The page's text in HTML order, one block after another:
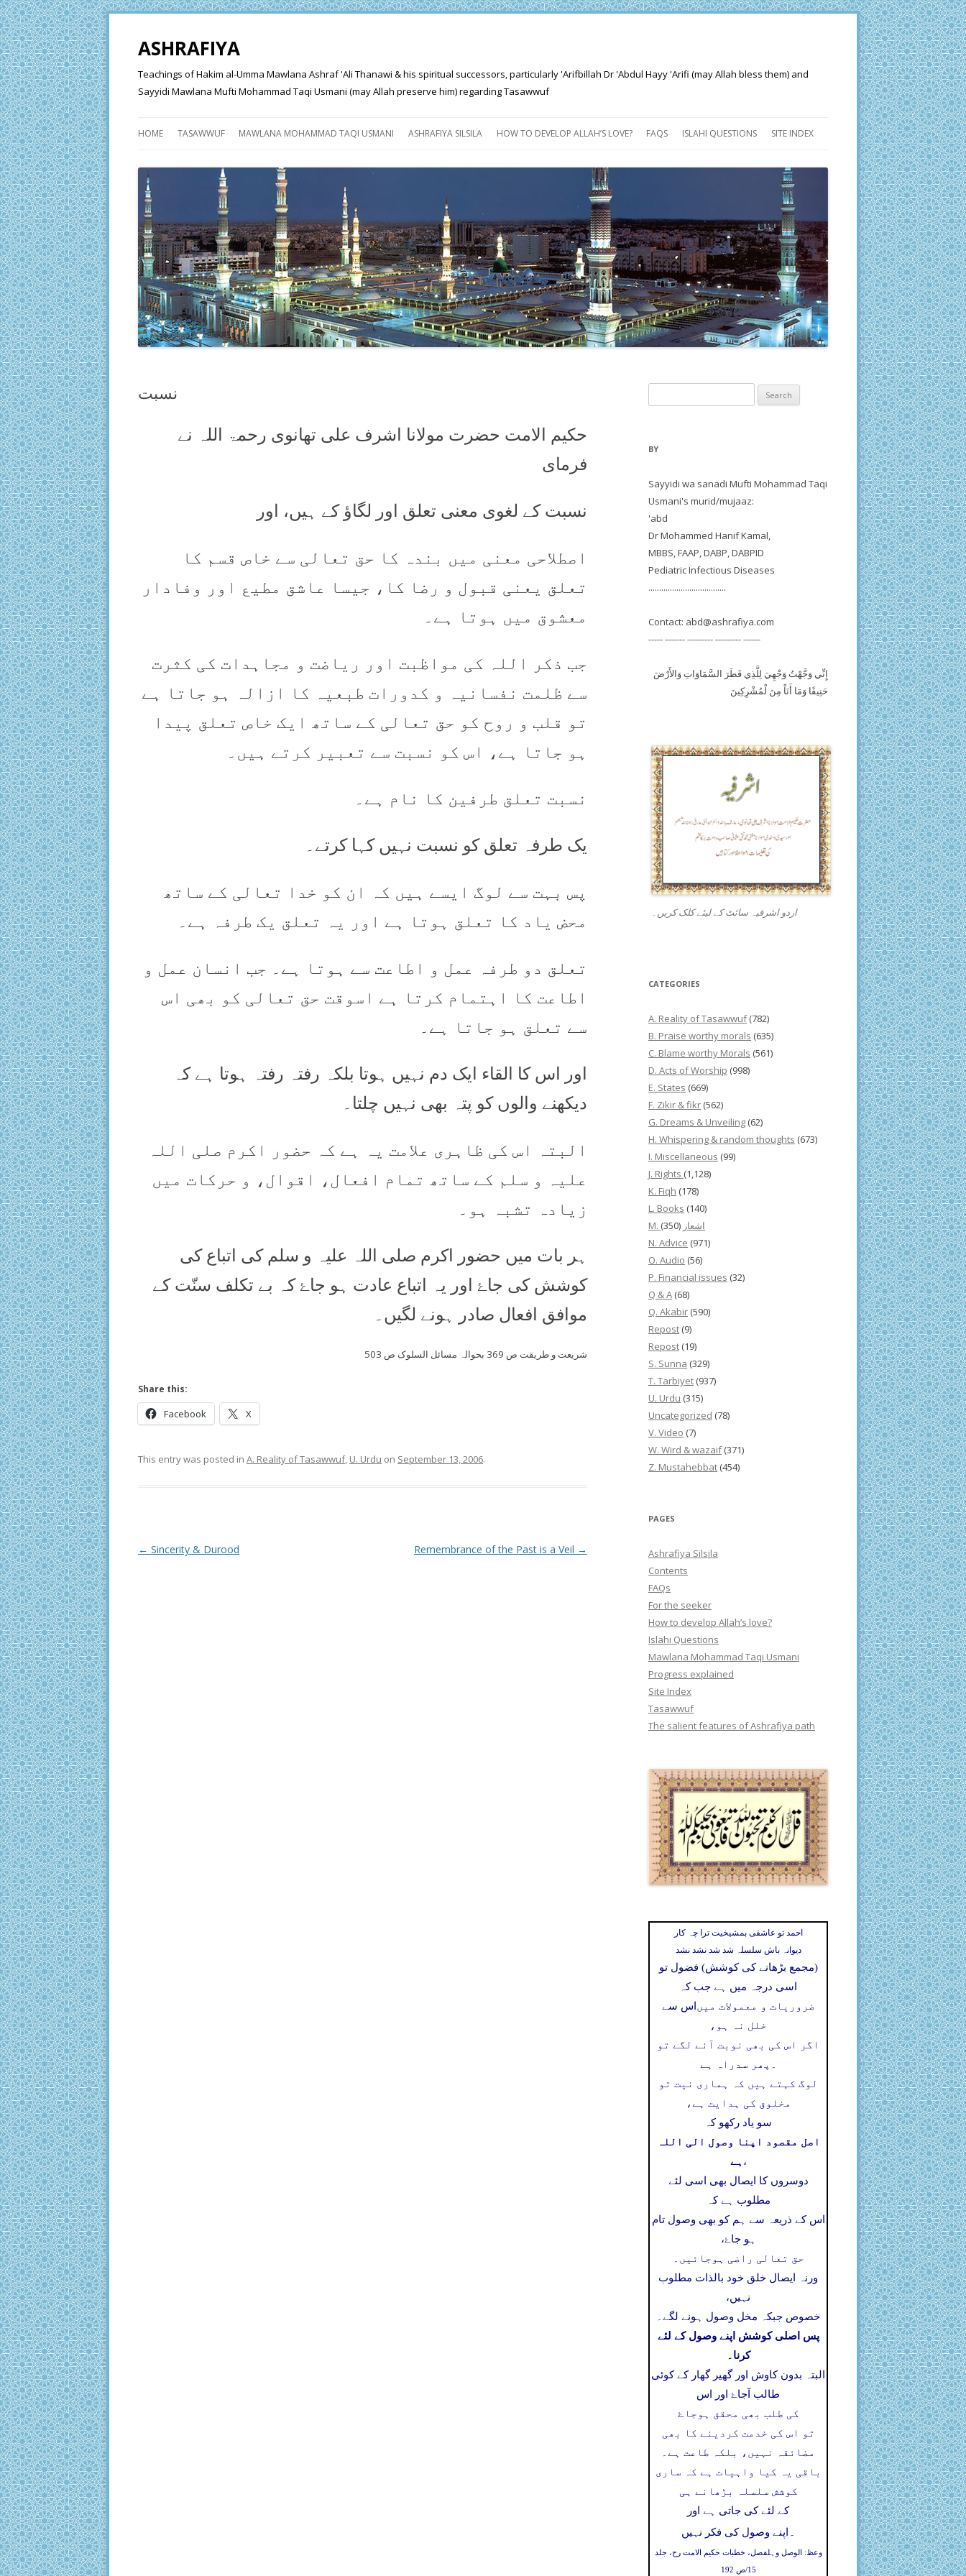
ASHRAFIYA
Teachings of Hakim al-Umma Mawlana Ashraf 'Ali Thanawi & his spiritual successors, particularly 'Arifbillah Dr 'Abdul Hayy 'Arifi (may Allah bless them) and
Sayyidi Mawlana Mufti Mohammad Taqi Usmani (may Allah preserve him) regarding Tasawwuf
HOME TASAWWUF MAWLANA MOHAMMAD TAQI USMANI ASHRAFIYA SILSILA
FOR THE SEEKER
PROGRESS EXPLAINED
HOW TO DEVELOP ALLAH’S LOVE? FAQS ISLAHI QUESTIONS SITE INDEX
نسبت
حکیم الامت حضرت مولانا اشرف علی تھانوی رحمۃ اللہ نے
فرمای
نسبت کے لغوی معنی تعلق اور لگاؤ کے ہیں، اور
اصطلاحی معنی میں بندہ کا حق تعالی سے خاص قسم کا
تعلق یعنی قبول و رضا کا، جیسا عاشق مطیع اور وفادار
معشوق میں ہوتا ہے۔
جب ذکر اللہ کی مواظبت اور ریاضت و مجاہدات کی کثرت
سے ظلمت نفسانیہ و کدورات طبعیہ کا ازالہ ہو جاتا ہے
تو قلب و روح کو حق تعالی کے ساتھ ایک خاص تعلق پیدا
ہو جاتا ہے، اس کو نسبت سے تعبیر کرتے ہیں۔
نسبت تعلق طرفین کا نام ہے۔
یک طرفہ تعلق کو نسبت نہیں کہا کرتے۔
پس بہت سے لوگ ایسے ہیں کہ ان کو خدا تعالی کے ساتھ
محض یاد کا تعلق ہوتا ہے اور یہ تعلق یک طرفہ ہے۔
تعلق دو طرفہ عمل و اطاعت سے ہوتا ہے۔ جب انسان عمل و
اطاعت کا اہتمام کرتا ہے اسوقت حق تعالی کو بھی اس
سے تعلق ہو جاتا ہے۔
اور اس کا القاء ایک دم نہیں ہوتا بلکہ رفتہ رفتہ ہوتا ہے کہ
دیکھنے والوں کو پتہ بھی نہیں چلتا۔
البتہ اس کی ظاہری علامت یہ ہے کہ حضور اکرم صلی اللہ
علیہ و سلم کے ساتھ تمام افعال، اقوال، و حرکات میں
زیادہ تشبہ ہو۔
ہر بات میں حضور اکرم صلی اللہ علیہ و سلم کی اتباع کی
کوشش کی جاۓ اور یہ اتباع عادت ہو جاۓ کہ بے تکلف سنّت کے
موافق افعال صادر ہونے لگیں۔
شریعت و طریقت ص 369 بحوالہ مسائل السلوک ص 503
Share this:
Facebook X
This entry was posted in A. Reality of Tasawwuf, U. Urdu on September 13, 2006.
Post
← Sincerity & Durood Remembrance of the Past is a Veil →
for:
BY
Sayyidi wa sanadi Mufti Mohammad Taqi
Usmani's murid/mujaaz:
'abd
Dr Mohammed Hanif Kamal,
MBBS, FAAP, DABP, DABPID
Pediatric Infectious Diseases
....................................
Contact: abd@ashrafiya.com
----- ------- --------- --------- ------
إِنِّي وَجَّهْتُ وَجْهِيَ لِلَّذِي فَطَرَ السَّمَاوَاتِ وَالأَرْضَ
حَنِيفًا وَمَا أَنَاْ مِنَ لْمُشْرِكِينَ
اردو اشرفیہ سائٹ کے لیئے کلک کریں۔
CATEGORIES
A. Reality of Tasawwuf(782)
B. Praise worthy morals (635)
C. Blame worthy Morals (561)
D. Acts of Worship (998)
E. States (669)
F. Zikir & fikr (562)
G. Dreams & Unveiling (62)
H. Whispering & random thoughts (673)
I. Miscellaneous (99)
J. Rights (1,128)
K. Fiqh (178)
L. Books (140)
M. اشعار (350)
N. Advice (971)
O. Audio (56)
P. Financial issues (32)
Q & A (68)
Q. Akabir (590)
Repost (9)
Repost (19)
S. Sunna (329)
T. Tarbiyet (937)
U. Urdu (315)
Uncategorized (78)
V. Video (7)
W. Wird & wazaif(371)
Z. Mustahebbat (454)
PAGES
Ashrafiya Silsila
Contents
FAQs
For the seeker
How to develop Allah’s love?
Islahi Questions
Mawlana Mohammad Taqi Usmani
Progress explained
Site Index
Tasawwuf
The salient features of Ashrafiya path
احمد تو عاشقی بمشیخیت ترا چہ کار
دیوانہ باش سلسلہ شد شد نشد نشد
(مجمع بڑھانے کی کوشش) فضول تو
اسی درجہ میں ہے جب کہ
اس سے ضروریات و معمولات میں
خلل نہ ہو،
اگر اس کی بھی نوبت آنے لگے تو
پھر سدراہ ہے ۔
لوگ کہتے ہیں کہ ہماری نیت تو
مخلوق کی ہدایت ہے،
سو یاد رکھو کہ
اصل مقصود اپنا وصول الی اللہ
ہے ،
دوسروں کا ایصال بھی اسی لئے
مطلوب ہے کہ
اس کے ذریعہ سے ہم کو بھی وصول تام
ہو جاۓ،
حق تعالی راضی ہوجائیں۔
ورنہ ایصال خلق خود بالذات مطلوب
نہیں،
خصوص جبکہ مخل وصول ہونے لگے۔
پس اصلی کوشش اپنے وصول کے لئے
کرنا۔
البتہ بدون کاوش اور گھیر گھار کے کوئی
طالب آجاۓ اور اس
کی طلب بھی محقق ہوجاۓ
تو اس کی خدمت کردینے کا بھی
مضائقہ نہیں، بلکہ طاعت ہے۔
باقی یہ کیا واہیات ہے کہ ساری
کوشش سلسلہ بڑھانے ہی
کے لئے کی جاتی ہے اور
اپنے وصول کی فکر نہیں ۔
وعظ: الوصل وہلفصل، خطبات حکیم الامت رح، جلد
15/ص 192